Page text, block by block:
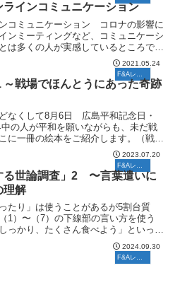
インコミュニケーション
コミュニケーション コロナの影響に
ンミーティングなど、コミュニケーシ
は多くの人が実感しているところで
ーションを行うとき、視覚情報...2021.05.24
戦場でほんとうにあった奇跡
なくして8月6日 広島平和記念日・
の人が平和を願いながらも、未だ戦
に一冊の絵本をご紹介します。（戦争
のクリスマス休戦・・・... 2023.07.20
F&Aレポート
る世論調査」2 〜言葉遣いに
理解
たり」は使うことがあるが5割台質
1）〜（7）の下線部の言い方を使う
り、たくさん食べよう」といった
言う「ゆっくり、のんびりする...2024.09.30